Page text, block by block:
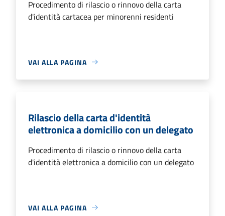
Procedimento di rilascio o rinnovo della carta
d'identità cartacea per minorenni residenti
VAI ALLA PAGINA
Rilascio della carta d'identità
elettronica a domicilio con un delegato
Procedimento di rilascio o rinnovo della carta
d'identità elettronica a domicilio con un delegato
VAI ALLA PAGINA